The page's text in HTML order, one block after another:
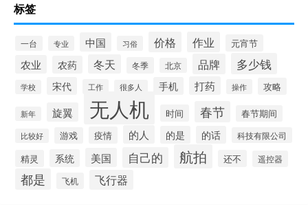
标签
一台 专业 中国 习俗 价格 作业 元宵节
农业 农药 冬天 冬季 北京 品牌 多少钱
学校 宋代 工作 很多人 手机 打药 操作 攻略
新年 旋翼 无人机 时间 春节 春节期间
比较好 游戏 疫情 的人 的是 的话 科技有限公司
精灵 系统 美国 自己的 航拍 还不 遥控器
都是 飞机 飞行器